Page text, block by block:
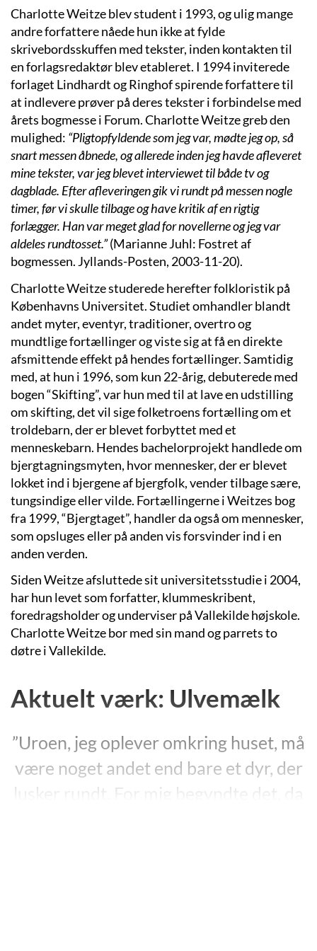
Charlotte Weitze blev student i 1993, og ulig mange
andre forfattere nåede hun ikke at fylde
skrivebordsskuffen med tekster, inden kontakten til
en forlagsredaktør blev etableret. I 1994 inviterede
forlaget Lindhardt og Ringhof spirende forfattere til
at indlevere prøver på deres tekster i forbindelse med
årets bogmesse i Forum. Charlotte Weitze greb den
mulighed: “Pligtopfyldende som jeg var, mødte jeg op, så
snart messen åbnede, og allerede inden jeg havde afleveret
mine tekster, var jeg blevet interviewet til både tv og
dagblade. Efter afleveringen gik vi rundt på messen nogle
timer, før vi skulle tilbage og have kritik af en rigtig
forlægger. Han var meget glad for novellerne og jeg var
aldeles rundtosset.”(Marianne Juhl: Fostret af
bogmessen. Jyllands-Posten, 2003-11-20).
Charlotte Weitze studerede herefter folkloristik på
Københavns Universitet. Studiet omhandler blandt
andet myter, eventyr, traditioner, overtro og
mundtlige fortællinger og viste sig at få en direkte
afsmittende effekt på hendes fortællinger. Samtidig
med, at hun i 1996, som kun 22-årig, debuterede med
bogen “Skifting”, var hun med til at lave en udstilling
om skifting, det vil sige folketroens fortælling om et
troldebarn, der er blevet forbyttet med et
menneskebarn. Hendes bachelorprojekt handlede om
bjergtagningsmyten, hvor mennesker, der er blevet
lokket ind i bjergene af bjergfolk, vender tilbage sære,
tungsindige eller vilde. Fortællingerne i Weitzes bog
fra 1999, “Bjergtaget”, handler da også om mennesker,
som opsluges eller på anden vis forsvinder ind i en
anden verden.
Siden Weitze afsluttede sit universitetsstudie i 2004,
har hun levet som forfatter, klummeskribent,
foredragsholder og underviser på Vallekilde højskole.
Charlotte Weitze bor med sin mand og parrets to
døtre i Vallekilde.
Aktuelt værk: Ulvemælk
”Uroen, jeg oplever omkring huset, må
være noget andet end bare et dyr, der
lusker rundt. For mig begyndte det, da